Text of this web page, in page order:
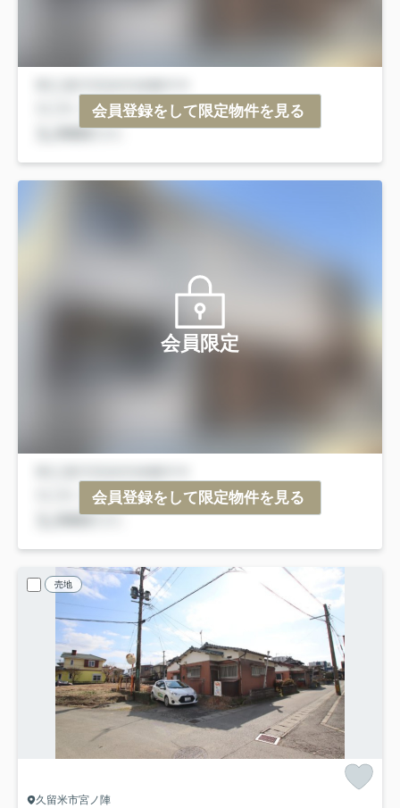
会員登録をして限定物件を見る
会員限定
会員登録をして限定物件を見る
売地
久留米市宮ノ陣